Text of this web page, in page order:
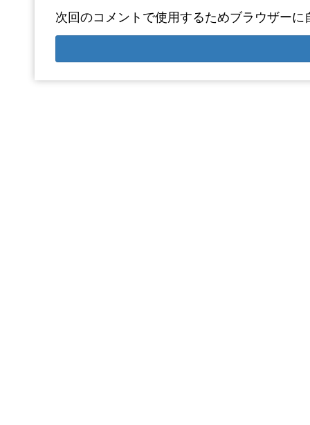
次回のコメントで使用するためブラウザー